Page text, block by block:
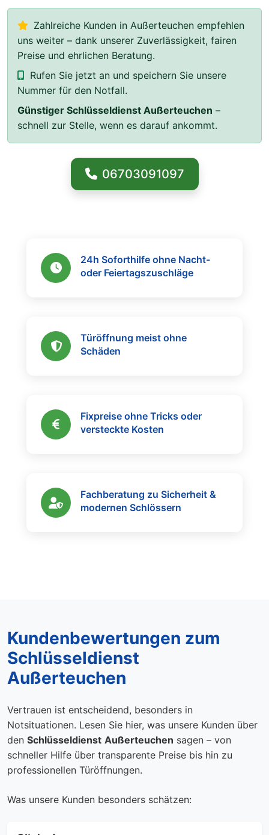
Zahlreiche Kunden in Außerteuchen empfehlen
uns weiter – dank unserer Zuverlässigkeit, fairen
Preise und ehrlichen Beratung.
Rufen Sie jetzt an und speichern Sie unsere
Nummer für den Notfall.
Günstiger Schlüsseldienst Außerteuchen –
schnell zur Stelle, wenn es darauf ankommt.
06703091097
24h Soforthilfe ohne Nacht-
oder Feiertagszuschläge
Türöffnung meist ohne
Schäden
Fixpreise ohne Tricks oder
versteckte Kosten
Fachberatung zu Sicherheit &
modernen Schlössern
Kundenbewertungen zum
Schlüsseldienst
Außerteuchen
Vertrauen ist entscheidend, besonders in
Notsituationen. Lesen Sie hier, was unsere Kunden über
den Schlüsseldienst Außerteuchen sagen – von
schneller Hilfe über transparente Preise bis hin zu
professionellen Türöffnungen.
Was unsere Kunden besonders schätzen: